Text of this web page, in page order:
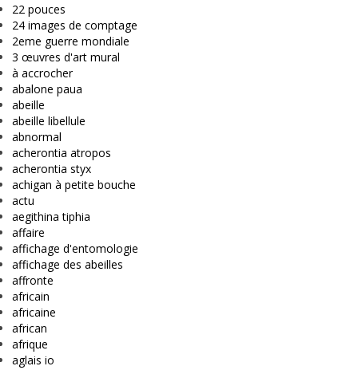
22 pouces
24 images de comptage
2eme guerre mondiale
3 œuvres d'art mural
à accrocher
abalone paua
abeille
abeille libellule
abnormal
acherontia atropos
acherontia styx
achigan à petite bouche
actu
aegithina tiphia
affaire
affichage d'entomologie
affichage des abeilles
affronte
africain
africaine
african
afrique
aglais io